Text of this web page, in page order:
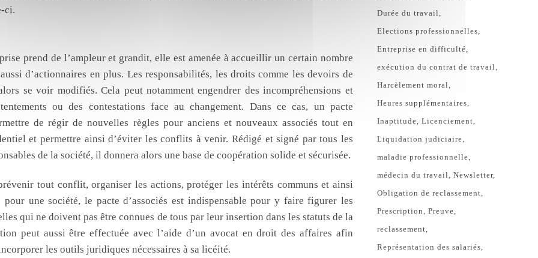
ci.
prend de l’ampleur et grandit, elle est amenée à accueillir un certain nombre
d’actionnaires en plus. Les responsabilités, les droits comme les devoirs de
se voir modifiés. Cela peut notamment engendrer des incompréhensions et
ou des contestations face au changement. Dans ce cas, un pacte
de régir de nouvelles règles pour anciens et nouveaux associés tout en
et permettre ainsi d’éviter les conflits à venir. Rédigé et signé par tous les
de la société, il donnera alors une base de coopération solide et sécurisée.
tout conflit, organiser les actions, protéger les intérêts communs et ainsi
pour une société, le pacte d’associés est indispensable pour y faire figurer les
qui ne doivent pas être connues de tous par leur insertion dans les statuts de la
peut aussi être effectuée avec l’aide d’un avocat en droit des affaires afin
les outils juridiques nécessaires à sa licéité.
Durée du travail
Elections professionnelles
Entreprise en difficulté
exécution du contrat de travail
Harcèlement moral
Heures supplémentaires
Inaptitude Licenciement
Liquidation judiciaire
maladie professionnelle
médecin du travail
Newsletter
Obligation de reclassement
Prescription
Preuve
reclassement
Représentation des salariés